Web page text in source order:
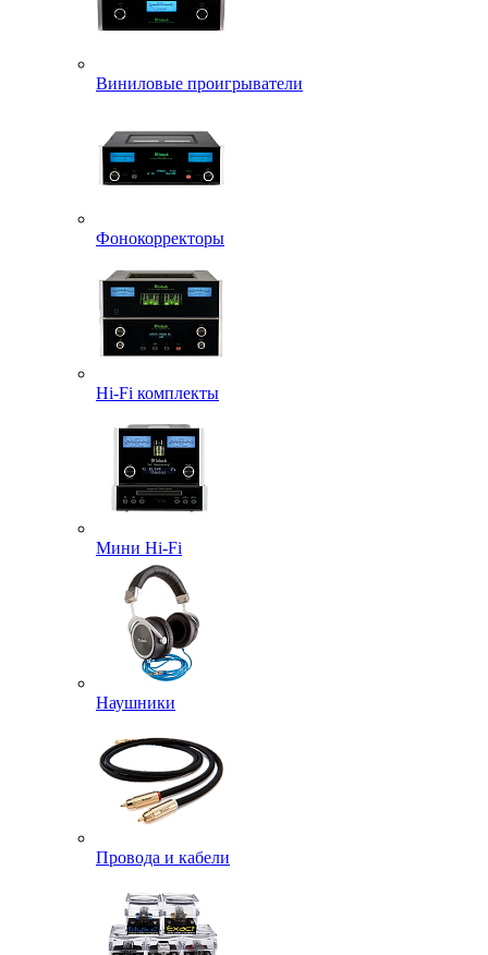
Виниловые проигрыватели
Фонокорректоры
Hi-Fi комплекты
Мини Hi-Fi
Наушники
Провода и кабели